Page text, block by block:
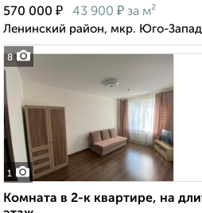
8
570 000 ₽ 43 900 ₽ за м²
Ленинский район, мкр. Юго-
1
Комната в 2-к квартире, на